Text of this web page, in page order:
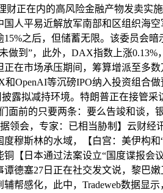
财正在内的高风险金融产物发卖实
人平易近解放军南部和区组织海
之后，但储蓄无限。该委员会
做到”，此外，DAX指数上涨
在市场承压期间，筹算增派至多
和OpenAI等沉磅IPO纳入投资组
露拟减持环境。特朗普正在接管
面前的只要两条：要么告竣和谈
领会，专家：已相当胁制】云财
穆斯林的水域，【白宫：美伊构
【日本通过法案设立“国度谍报
德塞27日正在社交发文说，黎巴
帮感化，此中，Tradeweb数据显